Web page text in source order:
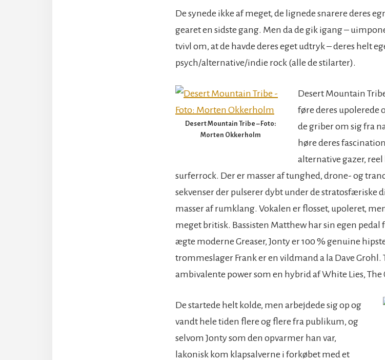
De synede ikke af meget, de lignede snarere deres
gearet en sidste gang. Men da de gik igang –
tvivl om, at de havde deres eget udtryk – deres helt
psych/alternative/indie rock (alle de stilarter).
Desert Mountain Tribe – Foto:
Morten Okkerholm
Desert Mountain
føre deres upolerede
de griber om sig fra
høre deres
alternative gazer,
surferrock. Der er masser af tunghed, drone- og
sekvenser der pulserer dybt under de stratosfæriske
masser af rumklang. Vokalen er flosset, upoleret,
meget britisk. Bassisten Matthew har sin egen
ægte moderne Greaser, Jonty er 100 % genuine
trommeslager Frank er en vildmand a la Dave
ambivalente power som en hybrid af White Lies, The
De startede helt kolde, men arbejdede sig op og
vandt hele tiden flere og flere fra publikum, og
selvom Jonty som den opvarmer han var,
lakonisk kom klapsalverne i forkøbet med et